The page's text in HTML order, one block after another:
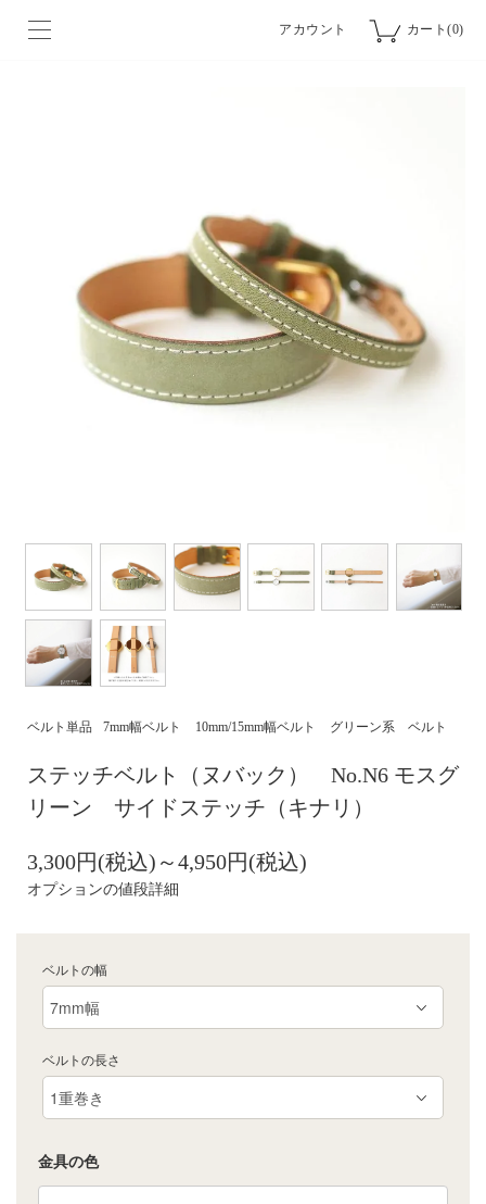
アカウント カート(0)
ベルト単品 7mm幅ベルト 10mm/15mm幅ベルト グリーン系 ベルト
ステッチベルト（ヌバック） No.N6 モスグ
リーン サイドステッチ（キナリ）
3,300円(税込)～4,950円(税込)
オプションの値段詳細
ベルトの幅
ベルトの長さ
金具の色